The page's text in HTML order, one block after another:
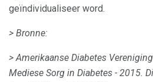
geïndividualiseer word.
> Bronne:
> Amerikaanse Diabetes
Mediese Sorg in Diabetes - 2015.